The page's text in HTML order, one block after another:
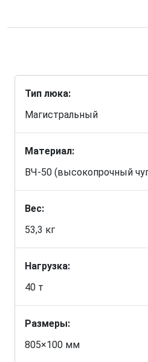
Тип люка:
Магистральный
Материал:
ВЧ-50 (высокопрочный
Вес:
53,3 кг
Нагрузка:
40 т
Размеры:
805×100 мм